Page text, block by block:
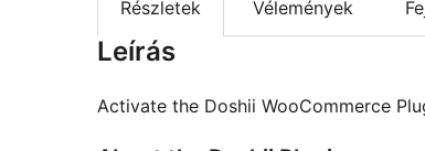
Részletek Vélemények
Leírás
Activate the Doshii WooCommerce